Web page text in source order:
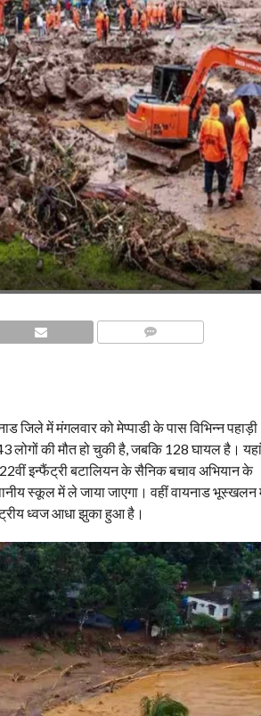
में मंगलवार को मेप्पाडी के पास विभिन्न पहाड़ी
की मौत हो चुकी है, जबकि 128 घायल है। यहां
इन्फैंट्री बटालियन के सैनिक बचाव अभियान के
स्कूल में ले जाया जाएगा। वहीं वायनाड भूस्खलन
ध्वज आधा झुका हुआ है।